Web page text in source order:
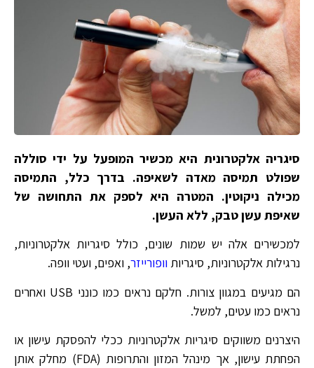
סיגריה אלקטרונית היא מכשיר המופעל על ידי סוללה
שפולט תמיסה מאדה לשאיפה. בדרך כלל, התמיסה
מכילה ניקוטין. המטרה היא לספק את התחושה של
שאיפת עשן טבק, ללא העשן.
למכשירים אלה יש שמות שונים, כולל סיגריות אלקטרוניות,
נרגילות אלקטרוניות, סיגריות וופורייזר, ואפים, ועטי וופה.
הם מגיעים במגוון צורות. חלקם נראים כמו כונני USB ואחרים
נראים כמו עטים, למשל.
היצרנים משווקים סיגריות אלקטרוניות ככלי להפסקת עישון או
הפחתת עישון, אך מינהל המזון והתרופות (FDA) מחלק אותן